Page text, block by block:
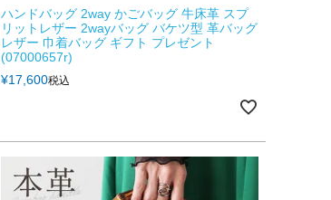
ハンドバッグ 2way かごバッグ 牛床革 スプ
リットレザー 2wayバッグ バケツ型 革バッグ
レザー 巾着バッグ ギフト プレゼント
(07000657r)
¥17,600税込